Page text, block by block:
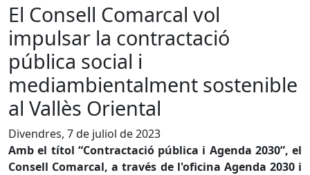
El Consell Comarcal vol
impulsar la contractació
pública social i
mediambientalment sostenible
al Vallès Oriental
Divendres, 7 de juliol de 2023
Amb el títol “Contractació pública i Agenda 2030”, el
Consell Comarcal, a través de l'oficina Agenda 2030 i